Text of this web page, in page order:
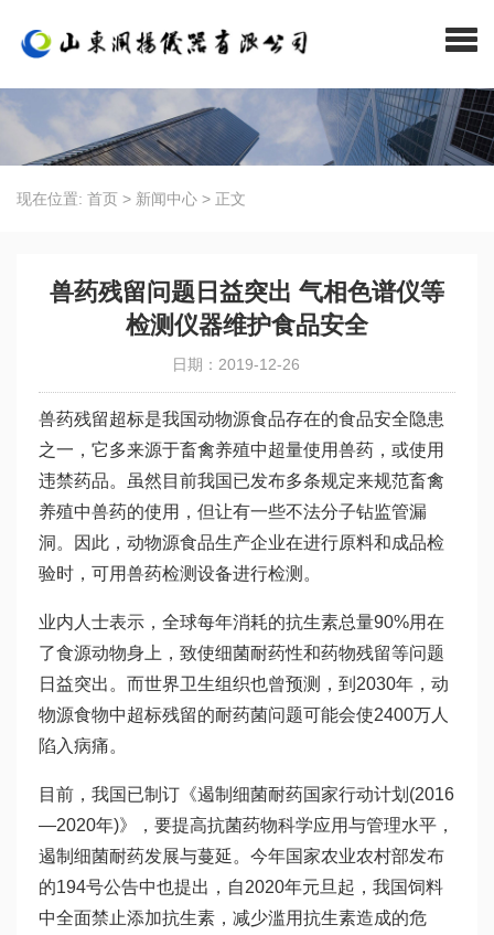
现在位置: 首页 > 新闻中心 > 正文
兽药残留问题日益突出 气相色谱仪等
检测仪器维护食品安全
日期：2019-12-26
兽药残留超标是我国动物源食品存在的食品安全隐患
之一，它多来源于畜禽养殖中超量使用兽药，或使用
违禁药品。虽然目前我国已发布多条规定来规范畜禽
养殖中兽药的使用，但让有一些不法分子钻监管漏
洞。因此，动物源食品生产企业在进行原料和成品检
验时，可用兽药检测设备进行检测。
业内人士表示，全球每年消耗的抗生素总量90%用在
了食源动物身上，致使细菌耐药性和药物残留等问题
日益突出。而世界卫生组织也曾预测，到2030年，动
物源食物中超标残留的耐药菌问题可能会使2400万人
陷入病痛。
目前，我国已制订《遏制细菌耐药国家行动计划(2016
—2020年)》，要提高抗菌药物科学应用与管理水平，
遏制细菌耐药发展与蔓延。今年国家农业农村部发布
的194号公告中也提出，自2020年元旦起，我国饲料
中全面禁止添加抗生素，减少滥用抗生素造成的危